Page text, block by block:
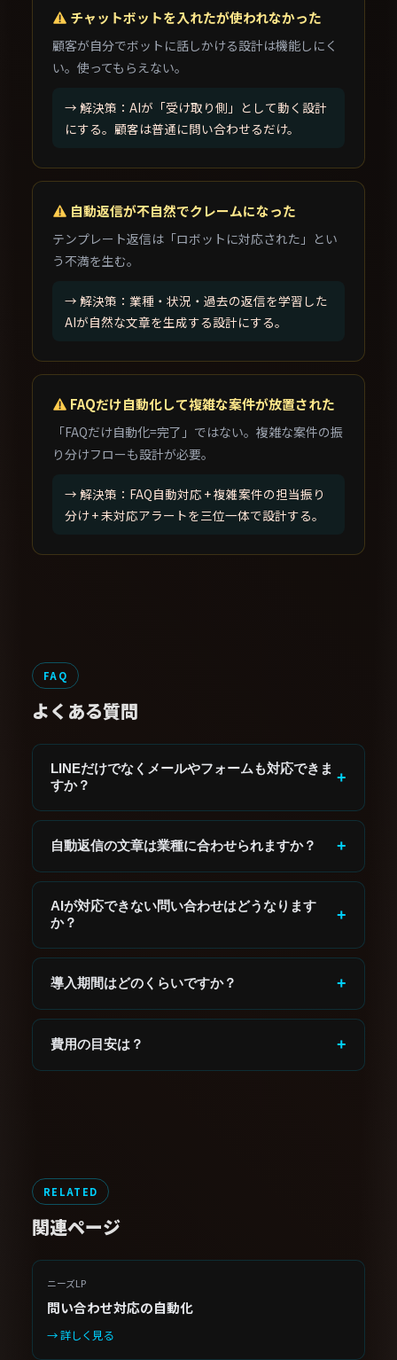
チャットボットを入れたが使われなかった
顧客が自分でボットに話しかける設計は機能しにく
い。使ってもらえない。
→ 解決策：AIが「受け取り側」として動く設計
にする。顧客は普通に問い合わせるだけ。
自動返信が不自然でクレームになった
テンプレート返信は「ロボットに対応された」とい
う不満を生む。
→ 解決策：業種・状況・過去の返信を学習した
AIが自然な文章を生成する設計にする。
FAQだけ自動化して複雑な案件が放置された
「FAQだけ自動化=完了」ではない。複雑な案件の振
り分けフローも設計が必要。
→ 解決策：FAQ自動対応 + 複雑案件の担当振り
分け + 未対応アラートを三位一体で設計する。
FAQ
よくある質問
LINEだけでなくメールやフォームも対応できま
すか？
+
はい。LINE・メール・Webフォーム・チャットを一
元管理できます。
自動返信の文章は業種に合わせられますか？ +
はい。業種・自社のトーン・過去の返信例を学習し
て自然な文章を生成します。
AIが対応できない問い合わせはどうなります
か？
+
AIが対応できない場合、即座に担当者へアラートを
送ります。取りこぼしゼロを保証します。
導入期間はどのくらいですか？ +
1〜2ヶ月が目安。問い合わせパターンの整理→設計
→テスト→本番稼働の流れで進めます。
費用の目安は？ +
RELATED
関連ページ
ニーズLP
問い合わせ対応の自動化
→ 詳しく見る